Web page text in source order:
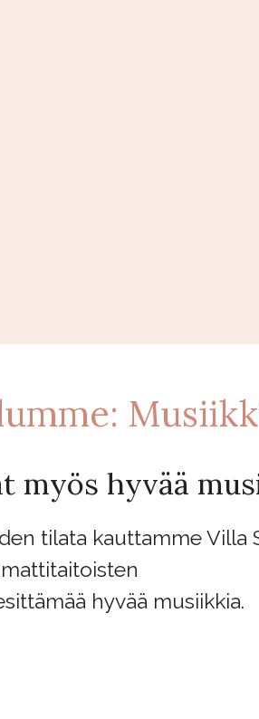
myös hyvää
tilata kauttamme Villa
hyvää musiikkia.